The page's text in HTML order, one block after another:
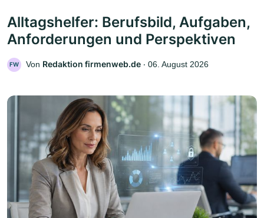
Alltagshelfer: Berufsbild, Aufgaben,
Anforderungen und Perspektiven
FW Von Redaktion firmenweb.de ‧ 06. August 2026